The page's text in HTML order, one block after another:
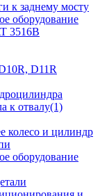
к заднему мосту
оборудование
3516B
D11R
к отвалу(1)
колесо и цилиндр
оборудование